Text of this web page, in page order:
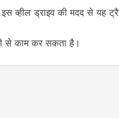
व्हील ड्राइव की मदद से
से काम कर सकता है।